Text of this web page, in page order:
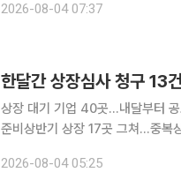
신위원회(FCC)는 반도체에 이어
2026-08-04 07:37
한달간 상장심사 청구 13
상장 대기 기업 40곳…내달부터
준비상반기 상장 17곳 그쳐…중복상장 기준 구체화 주목 중
를 청구한 데 이어 소노인터내셔널
2026-08-04 05:25